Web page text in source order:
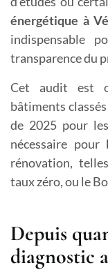
énergétique à
indispensable
transparence du
Cet audit est
bâtiments
de 2025 pour
nécessaire
rénovation,
taux zéro, ou le
Depuis
diagnostic